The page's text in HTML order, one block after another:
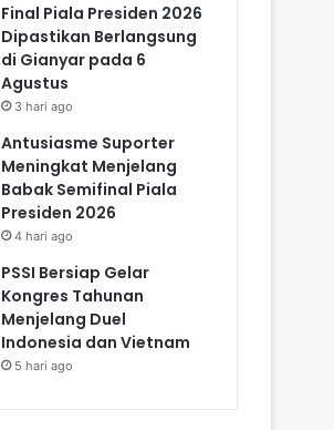
Final Piala Presiden 2026
Dipastikan Berlangsung
di Gianyar pada 6
Agustus
3 hari ago
Antusiasme Suporter
Meningkat Menjelang
Babak Semifinal Piala
Presiden 2026
4 hari ago
PSSI Bersiap Gelar
Kongres Tahunan
Menjelang Duel
Indonesia dan Vietnam
5 hari ago